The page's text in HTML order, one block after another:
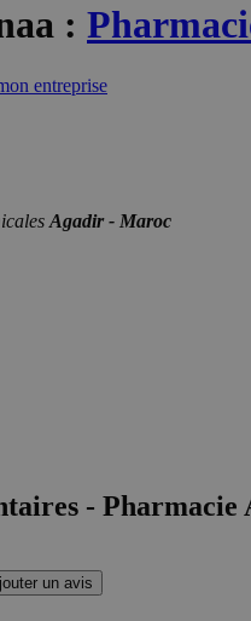
:
entreprise
Agadir - Maroc
- Pharmacie
un avis